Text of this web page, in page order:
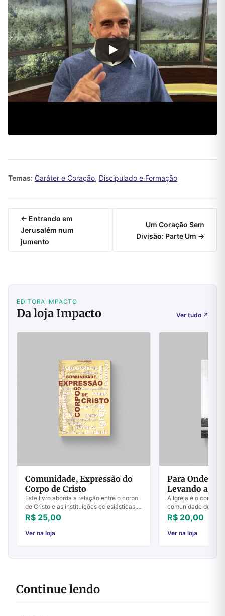
Temas: Caráter e Coração, Discipulado e Formação
← Entrando em
Jerusalém num
jumento
Um Coração Sem
Divisão: Parte Um →
EDITORA IMPACTO
Da loja Impacto Ver tudo ↗
Comunidade, Expressão do
Corpo de Cristo
Este livro aborda a relação entre o corpo
de Cristo e as instituições eclesiásticas,
numa tentativa de apresentar a ligação e
a distinção entre ambos. No cen...
R$ 25,00
Ver na loja
Para Onde
Levando a
A Igreja é o corpo
comunidade de
sua fé em Jesus e
ensinamentos.
lev...
R$ 20,00
Ver na loja
Continue lendo